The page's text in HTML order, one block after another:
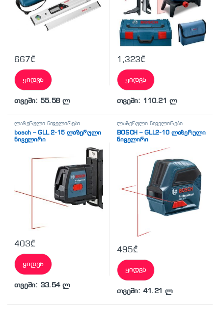
667₾
ყიდვა
თვეში: 55.58 ლ
1,323₾
ყიდვა
თვეში: 110.21 ლ
ლაზერული ნიველირები
bosch – GLL 2-15 ლაზერული
ნიველირი
403₾
ყიდვა
თვეში: 33.54 ლ
ლაზერული ნიველირები
BOSCH – GLL2-10 ლაზერული
ნიველირი
495₾
ყიდვა
თვეში: 41.21 ლ